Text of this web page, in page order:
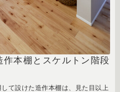
作本棚とスケルトン階段
て設けた造作本棚は、見た目以上